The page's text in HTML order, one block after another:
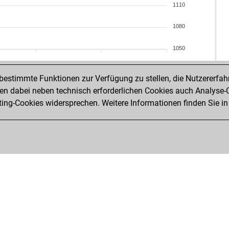
ray
ray
1110
1080
1050
Funktionen zur Verfügung zu stellen, die
dabei neben technisch erforderlichen Cookies auch
Cookies widersprechen. Weitere Informationen finden Sie